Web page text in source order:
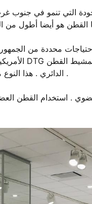
التي تنمو في جنوب غرب
الدائري . هذا النوع من القطن تنتج أقمشة ناعمة ودائمة ، ومناسبة جدا لطباعة التصاميم التفصيلية .